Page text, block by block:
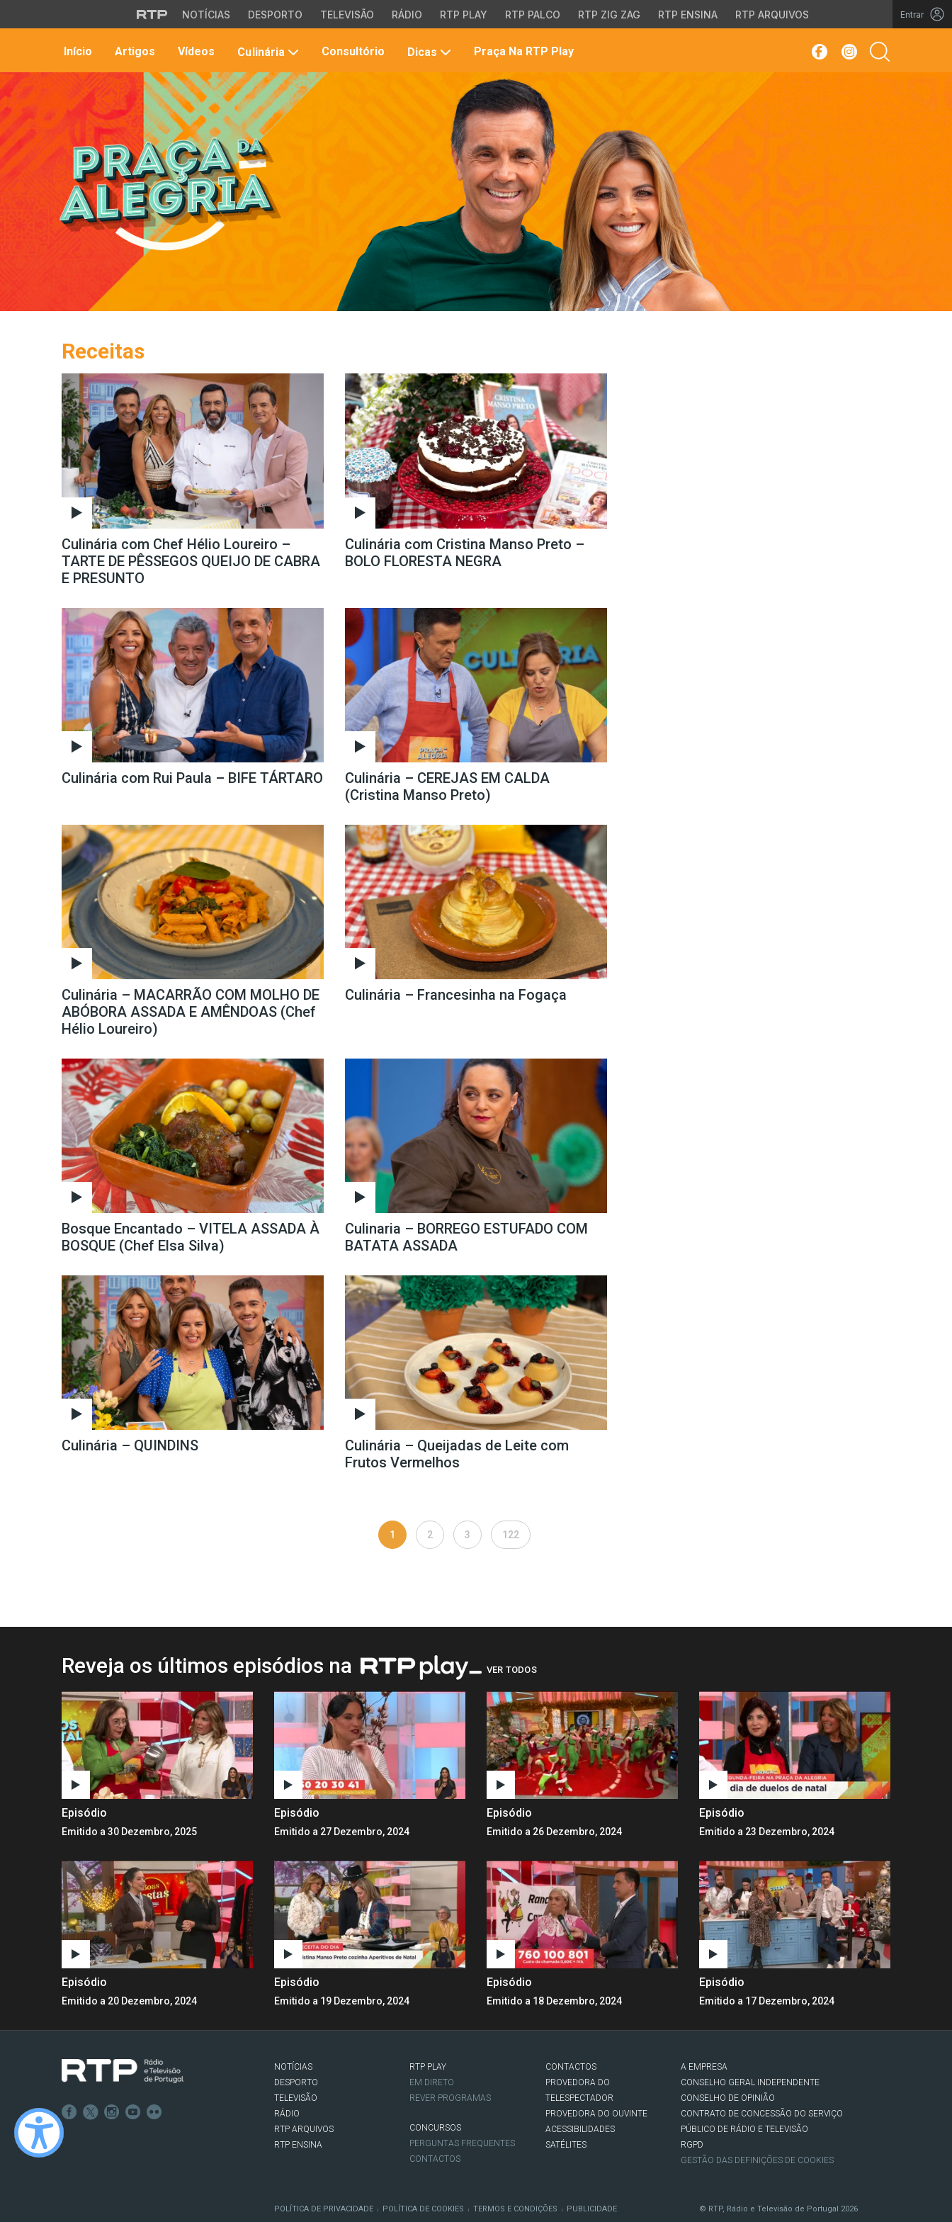
Saltar para o conteúdo principal
NOTÍCIAS DESPORTO TELEVISÃO RÁDIO RTP PLAY RTP PALCO RTP ZIG ZAG RTP ENSINA RTP ARQUIVOS Entrar
Início Artigos Vídeos Culinária Consultório Dicas Praça Na RTP Play
site
Receitas
Listagem de Receitas da Praça da Alegria
Culinária com Chef Hélio Loureiro –
TARTE DE PÊSSEGOS QUEIJO DE CABRA
E PRESUNTO
Culinária com Cristina Manso Preto –
BOLO FLORESTA NEGRA
Culinária com Rui Paula – BIFE TÁRTARO
Culinária – CEREJAS EM CALDA
(Cristina Manso Preto)
Culinária – MACARRÃO COM MOLHO DE
ABÓBORA ASSADA E AMÊNDOAS (Chef
Hélio Loureiro)
Culinária – Francesinha na Fogaça
Bosque Encantado – VITELA ASSADA À
BOSQUE (Chef Elsa Silva)
Culinaria – BORREGO ESTUFADO COM
BATATA ASSADA
Culinária – QUINDINS
Culinária – Queijadas de Leite com
Frutos Vermelhos
1 2 3 122
Reveja os últimos episódios na VER TODOS
Episódio
Emitido a 30 Dezembro, 2025
Episódio
Emitido a 27 Dezembro, 2024
Episódio
Emitido a 26 Dezembro, 2024
Episódio
Emitido a 23 Dezembro, 2024
Episódio
Emitido a 20 Dezembro, 2024
Episódio
Emitido a 19 Dezembro, 2024
Episódio
Emitido a 18 Dezembro, 2024
Episódio
Emitido a 17 Dezembro, 2024
NOTÍCIAS
DESPORTO
TELEVISÃO
RÁDIO
RTP ARQUIVOS
RTP ENSINA
RTP PLAY
EM DIRETO
REVER PROGRAMAS
CONCURSOS
PERGUNTAS FREQUENTES
CONTACTOS
CONTACTOS
PROVEDORA DO
TELESPECTADOR
PROVEDORA DO OUVINTE
ACESSIBILIDADES
SATÉLITES
A EMPRESA
CONSELHO GERAL INDEPENDENTE
CONSELHO DE OPINIÃO
CONTRATO DE CONCESSÃO DO SERVIÇO
PÚBLICO DE RÁDIO E TELEVISÃO
RGPD
GESTÃO DAS DEFINIÇÕES DE COOKIES
POLÍTICA DE PRIVACIDADE | POLÍTICA DE COOKIES | TERMOS E CONDIÇÕES | PUBLICIDADE © RTP, Rádio e Televisão de Portugal 2026